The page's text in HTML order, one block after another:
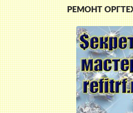
РЕМОНТ